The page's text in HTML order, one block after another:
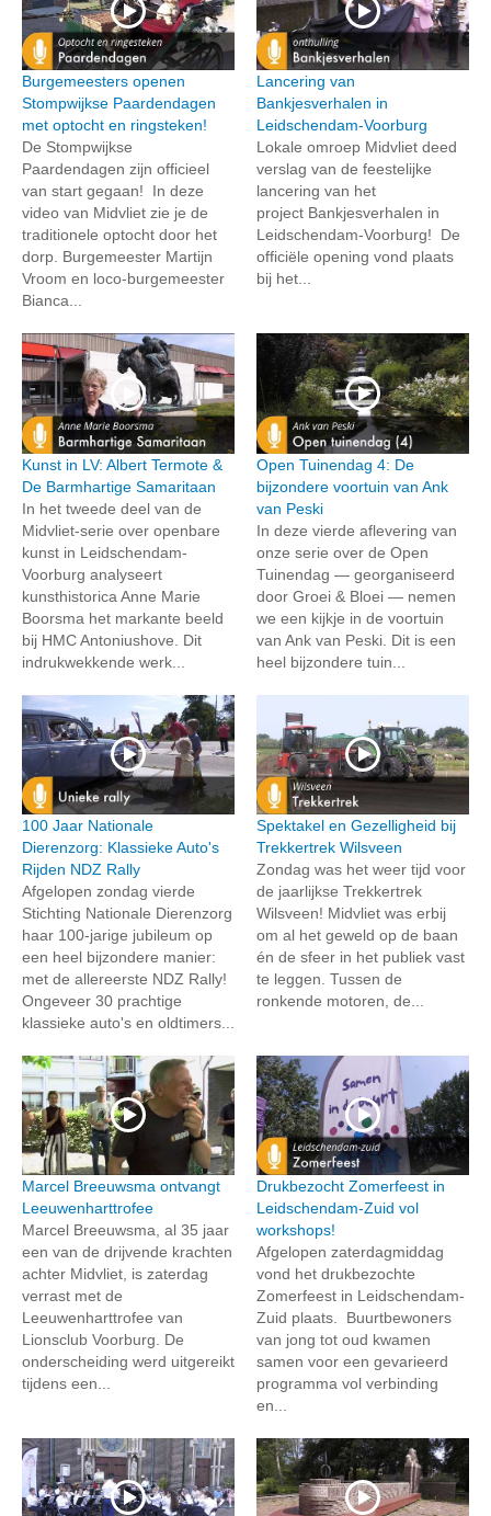
Burgemeesters openen
Stompwijkse Paardendagen
met optocht en ringsteken!
De Stompwijkse
Paardendagen zijn officieel
van start gegaan! In deze
video van Midvliet zie je de
traditionele optocht door het
dorp. Burgemeester Martijn
Vroom en loco-burgemeester
Bianca...
Lancering van
Bankjesverhalen in
Leidschendam-Voorburg
Lokale omroep Midvliet deed
verslag van de feestelijke
lancering van het
project Bankjesverhalen in
Leidschendam-Voorburg! De
officiële opening vond plaats
bij het...
Kunst in LV: Albert Termote &
De Barmhartige Samaritaan
In het tweede deel van de
Midvliet-serie over openbare
kunst in Leidschendam-
Voorburg analyseert
kunsthistorica Anne Marie
Boorsma het markante beeld
bij HMC Antoniushove. Dit
indrukwekkende werk...
Open Tuinendag 4: De
bijzondere voortuin van Ank
van Peski
In deze vierde aflevering van
onze serie over de Open
Tuinendag — georganiseerd
door Groei & Bloei — nemen
we een kijkje in de voortuin
van Ank van Peski. Dit is een
heel bijzondere tuin...
100 Jaar Nationale
Dierenzorg: Klassieke Auto's
Rijden NDZ Rally
Afgelopen zondag vierde
Stichting Nationale Dierenzorg
haar 100-jarige jubileum op
een heel bijzondere manier:
met de allereerste NDZ Rally!
Ongeveer 30 prachtige
klassieke auto's en oldtimers...
Spektakel en Gezelligheid bij
Trekkertrek Wilsveen
Zondag was het weer tijd voor
de jaarlijkse Trekkertrek
Wilsveen! Midvliet was erbij
om al het geweld op de baan
én de sfeer in het publiek vast
te leggen. Tussen de
ronkende motoren, de...
Marcel Breeuwsma ontvangt
Leeuwenharttrofee
Marcel Breeuwsma, al 35 jaar
een van de drijvende krachten
achter Midvliet, is zaterdag
verrast met de
Leeuwenharttrofee van
Lionsclub Voorburg. De
onderscheiding werd uitgereikt
tijdens een...
Drukbezocht Zomerfeest in
Leidschendam-Zuid vol
workshops!
Afgelopen zaterdagmiddag
vond het drukbezochte
Zomerfeest in Leidschendam-
Zuid plaats. Buurtbewoners
van jong tot oud kwamen
samen voor een gevarieerd
programma vol verbinding
en...